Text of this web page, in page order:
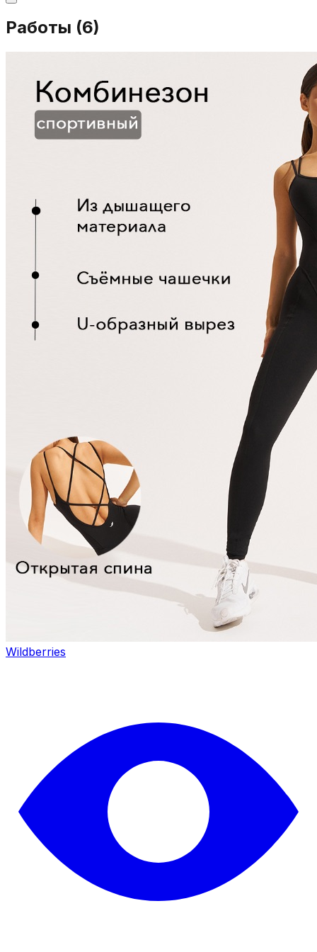
Работы (6)
Wildberries